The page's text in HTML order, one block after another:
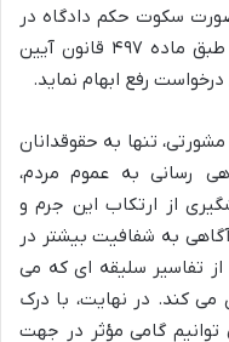
سکوت حکم دادگاه در
این خصوص، اجرای احکام موظف است طبق ماده ۴۹۷ قانون آیین
رفع ابهام نماید.
تنها به حقوقدانان
رسانی به عموم مردم،
از ارتکاب این جرم و
به شفافیت بیشتر در
تفاسیر سلیقه ای که می
می کند. در نهایت، با درک
توانیم گامی مؤثر در جهت